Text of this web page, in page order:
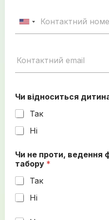
U
n
t
e
S
a
t
s
+
1
Чи відноситься
Так
Ні
Чи не проти, ведення
табору *
Так
Ні